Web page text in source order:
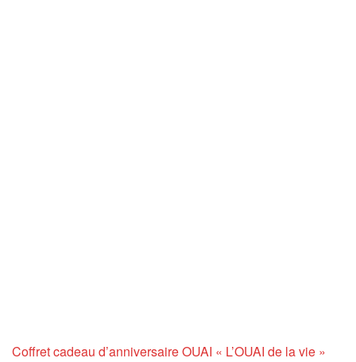
Coffret cadeau d’anniversaire OUAI « L’OUAI de la vie »